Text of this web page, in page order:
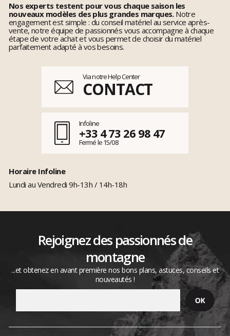
Nos experts testent pour vous chaque saison les
nouveaux modèles des plus grandes marques.Notre
engagement est simple : du conseil matériel au service après-
vente, notre équipe de passionnés vous accompagne à chaque
étape de votre achat et vous permet de choisir du matériel
parfaitement adapté à vos besoins.
Via notre Help Center
CONTACT
Infoline
+33 4 73 26 98 47
Fermé le 15/08
Horaire Infoline
Lundi au Vendredi 9h-13h / 14h-18h
Rejoignez des passionnés de
montagne
...et obtenez en avant première nos bons plans, astuces, conseils et
nouveautés !